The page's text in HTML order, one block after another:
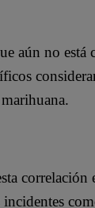
aún no